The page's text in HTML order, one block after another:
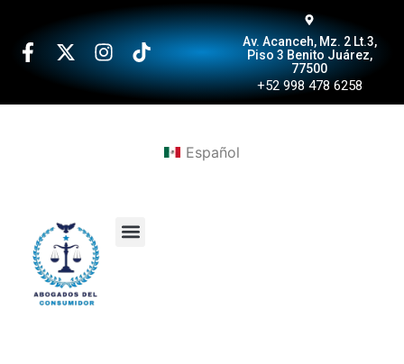
Av. Acanceh, Mz. 2 Lt.3,
Piso 3 Benito Juárez,
77500
+52 998 478 6258
Español